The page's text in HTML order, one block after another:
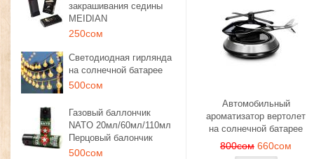
закрашивания седины
MEIDIAN
250сом
Светодиодная гирлянда
на солнечной батарее
500сом
Газовый баллончик
NATO 20мл/60мл/110мл
Перцовый балончик
500сом
Автомобильный
ароматизатор вертолет
на солнечной батарее
800сом 660сом